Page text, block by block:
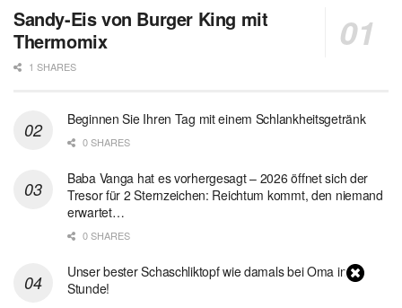
Sandy-Eis von Burger King mit
Thermomix
1 SHARES
Beginnen Sie Ihren Tag mit einem Schlankheitsgetränk
0 SHARES
Baba Vanga hat es vorhergesagt – 2026 öffnet sich der
Tresor für 2 Sternzeichen: Reichtum kommt, den niemand
erwartet…
0 SHARES
Unser bester Schaschliktopf wie damals bei Oma in 1
Stunde!